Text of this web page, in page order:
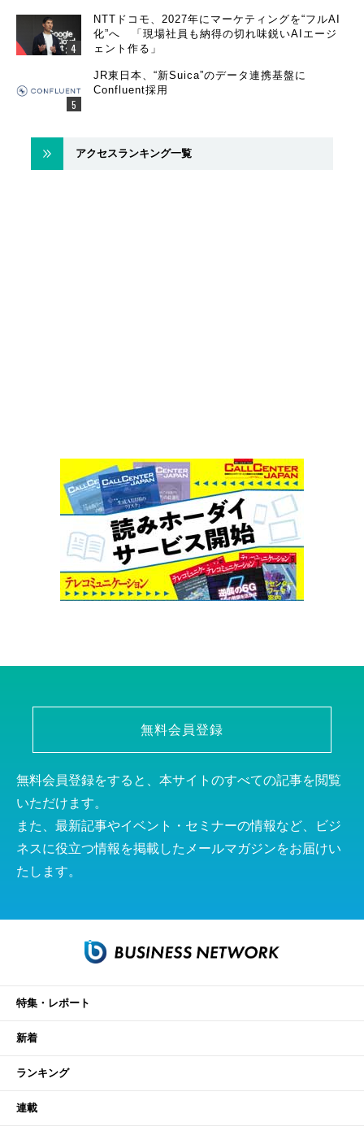
NTTドコモ、2027年にマーケティングを“フルAI
化”へ 「現場社員も納得の切れ味鋭いAIエージ
ェント作る」
JR東日本、“新Suica”のデータ連携基盤に
Confluent採用
アクセスランキング一覧
無料会員登録
無料会員登録をすると、本サイトのすべての記事を閲覧
いただけます。
また、最新記事やイベント・セミナーの情報など、ビジ
ネスに役立つ情報を掲載したメールマガジンをお届けい
たします。
特集・レポート
新着
ランキング
連載